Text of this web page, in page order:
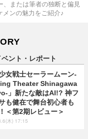
、または筆者の独断と偏見
メンの魅力をご紹介♪
ベント・レポート
少女戦士セーラームーン-
Theater Shinagawa
」新たな敵はAI!? 神フ
も健在で舞台初心者も
＜第2期レビュー＞
木) 17:15